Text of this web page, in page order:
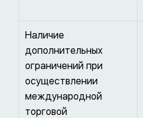
Наличие
дополнительных
ограничений при
осуществлении
международной
торговой